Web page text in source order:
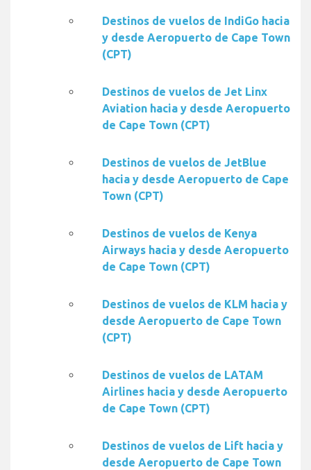
Destinos de vuelos de IndiGo hacia
y desde Aeropuerto de Cape Town
(CPT)
Destinos de vuelos de Jet Linx
Aviation hacia y desde Aeropuerto
de Cape Town (CPT)
Destinos de vuelos de JetBlue
hacia y desde Aeropuerto de Cape
Town (CPT)
Destinos de vuelos de Kenya
Airways hacia y desde Aeropuerto
de Cape Town (CPT)
Destinos de vuelos de KLM hacia y
desde Aeropuerto de Cape Town
(CPT)
Destinos de vuelos de LATAM
Airlines hacia y desde Aeropuerto
de Cape Town (CPT)
Destinos de vuelos de Lift hacia y
desde Aeropuerto de Cape Town